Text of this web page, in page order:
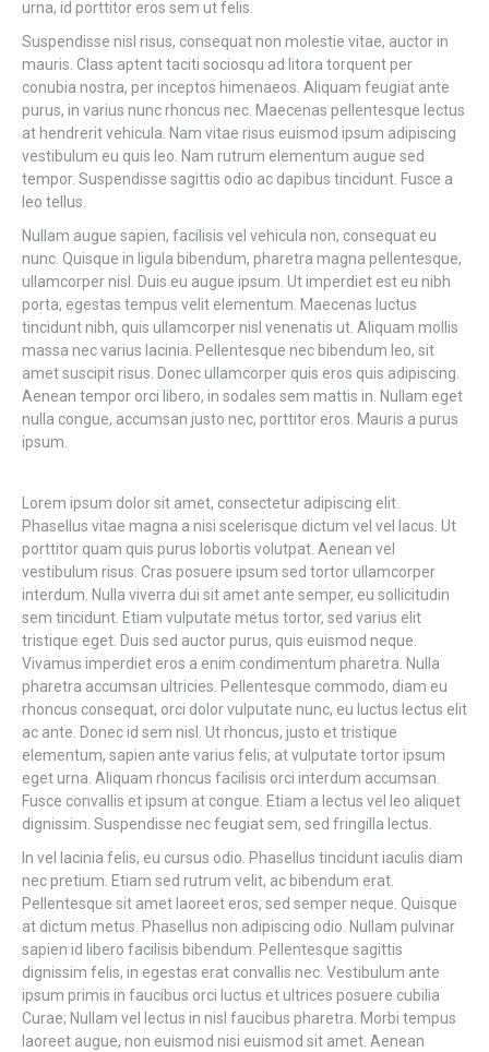
urna, id porttitor eros sem ut felis.
Suspendisse nisl risus, consequat non molestie vitae, auctor in
mauris. Class aptent taciti sociosqu ad litora torquent per
conubia nostra, per inceptos himenaeos. Aliquam feugiat ante
purus, in varius nunc rhoncus nec. Maecenas pellentesque lectus
at hendrerit vehicula. Nam vitae risus euismod ipsum adipiscing
vestibulum eu quis leo. Nam rutrum elementum augue sed
tempor. Suspendisse sagittis odio ac dapibus tincidunt. Fusce a
leo tellus.
Nullam augue sapien, facilisis vel vehicula non, consequat eu
nunc. Quisque in ligula bibendum, pharetra magna pellentesque,
ullamcorper nisl. Duis eu augue ipsum. Ut imperdiet est eu nibh
porta, egestas tempus velit elementum. Maecenas luctus
tincidunt nibh, quis ullamcorper nisl venenatis ut. Aliquam mollis
massa nec varius lacinia. Pellentesque nec bibendum leo, sit
amet suscipit risus. Donec ullamcorper quis eros quis adipiscing.
Aenean tempor orci libero, in sodales sem mattis in. Nullam eget
nulla congue, accumsan justo nec, porttitor eros. Mauris a purus
ipsum.
Lorem ipsum dolor sit amet, consectetur adipiscing elit.
Phasellus vitae magna a nisi scelerisque dictum vel vel lacus. Ut
porttitor quam quis purus lobortis volutpat. Aenean vel
vestibulum risus. Cras posuere ipsum sed tortor ullamcorper
interdum. Nulla viverra dui sit amet ante semper, eu sollicitudin
sem tincidunt. Etiam vulputate metus tortor, sed varius elit
tristique eget. Duis sed auctor purus, quis euismod neque.
Vivamus imperdiet eros a enim condimentum pharetra. Nulla
pharetra accumsan ultricies. Pellentesque commodo, diam eu
rhoncus consequat, orci dolor vulputate nunc, eu luctus lectus elit
ac ante. Donec id sem nisl. Ut rhoncus, justo et tristique
elementum, sapien ante varius felis, at vulputate tortor ipsum
eget urna. Aliquam rhoncus facilisis orci interdum accumsan.
Fusce convallis et ipsum at congue. Etiam a lectus vel leo aliquet
dignissim. Suspendisse nec feugiat sem, sed fringilla lectus.
In vel lacinia felis, eu cursus odio. Phasellus tincidunt iaculis diam
nec pretium. Etiam sed rutrum velit, ac bibendum erat.
Pellentesque sit amet laoreet eros, sed semper neque. Quisque
at dictum metus. Phasellus non adipiscing odio. Nullam pulvinar
sapien id libero facilisis bibendum. Pellentesque sagittis
dignissim felis, in egestas erat convallis nec. Vestibulum ante
ipsum primis in faucibus orci luctus et ultrices posuere cubilia
Curae; Nullam vel lectus in nisl faucibus pharetra. Morbi tempus
laoreet augue, non euismod nisi euismod sit amet. Aenean